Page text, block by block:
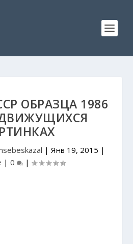
ОБРАЗЦА 1986
| Янв 19, 2015 |
| 0 |